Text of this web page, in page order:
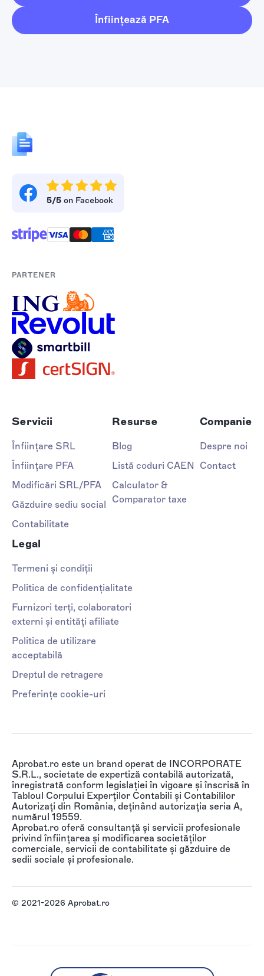
Înființează PFA
5/5 on Facebook
PARTENER
Servicii
Înființare SRL
Înființare PFA
Modificări SRL/PFA
Găzduire sediu social
Contabilitate
Resurse
Blog
Listă coduri CAEN
Calculator &
Comparator taxe
Companie
Despre noi
Contact
Legal
Termeni și condiții
Politica de confidențialitate
Furnizori terți, colaboratori
externi și entități afiliate
Politica de utilizare
acceptabilă
Dreptul de retragere
Preferințe cookie-uri
Aprobat.ro este un brand operat de INCORPORATE
S.R.L., societate de expertiză contabilă autorizată,
înregistrată conform legislației în vigoare și înscrisă în
Tabloul Corpului Experților Contabili și Contabililor
Autorizați din România, deținând autorizația seria A,
numărul 19559.
Aprobat.ro oferă consultanță și servicii profesionale
privind înființarea și modificarea societăților
comerciale, servicii de contabilitate și găzduire de
sedii sociale și profesionale.
© 2021-2026 Aprobat.ro